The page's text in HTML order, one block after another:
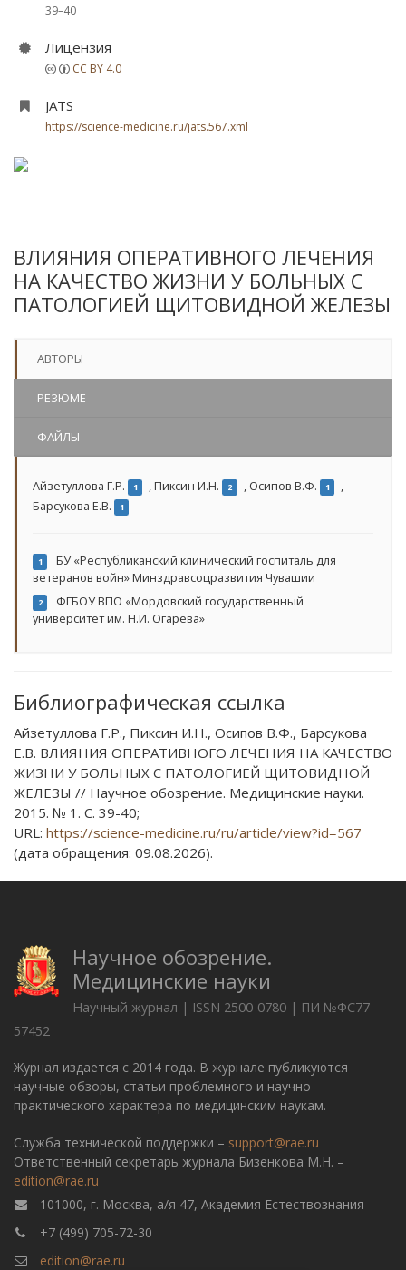
39–40
Лицензия
CC BY 4.0
JATS
https://science-medicine.ru/jats.567.xml
ВЛИЯНИЯ ОПЕРАТИВНОГО ЛЕЧЕНИЯ
НА КАЧЕСТВО ЖИЗНИ У БОЛЬНЫХ С
ПАТОЛОГИЕЙ ЩИТОВИДНОЙ ЖЕЛЕЗЫ
АВТОРЫ
РЕЗЮМЕ
ФАЙЛЫ
Айзетуллова Г.Р. 1 ,Пиксин И.Н. 2 , Осипов В.Ф. 1
,
Барсукова Е.В.
1
1
БУ «Республиканский клинический госпиталь для
ветеранов войн» Минздравсоцразвития Чувашии
2
ФГБОУ ВПО «Мордовский государственный
университет им. Н.И. Огарева»
Библиографическая ссылка
Айзетуллова Г.Р., Пиксин И.Н., Осипов В.Ф., Барсукова
Е.В. ВЛИЯНИЯ ОПЕРАТИВНОГО ЛЕЧЕНИЯ НА КАЧЕСТВО
ЖИЗНИ У БОЛЬНЫХ С ПАТОЛОГИЕЙ ЩИТОВИДНОЙ
ЖЕЛЕЗЫ // Научное обозрение. Медицинские науки.
2015. № 1. С. 39-40;
URL: https://science-medicine.ru/ru/article/view?id=567
(дата обращения: 09.08.2026).
Научное обозрение.
Медицинские науки
Научный журнал | ISSN 2500-0780 | ПИ №ФС77-
57452
Журнал издается с 2014 года. В журнале публикуются
научные обзоры, статьи проблемного и научно-
практического характера по медицинским наукам.
Служба технической поддержки – support@rae.ru
Ответственный секретарь журнала Бизенкова М.Н. –
edition@rae.ru
101000, г. Москва, а/я 47, Академия Естествознания
+7 (499) 705-72-30
edition@rae.ru